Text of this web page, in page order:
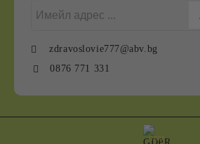
zdravoslovie777@abv.bg
0876 771 331
GDPR